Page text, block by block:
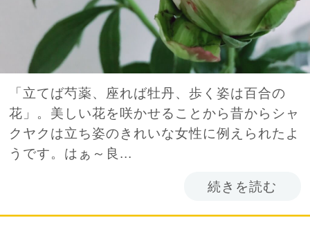
「立てば芍薬、座れば牡丹、歩く姿は百合の
花」。美しい花を咲かせることから昔からシャ
クヤクは立ち姿のきれいな女性に例えられたよ
うです。はぁ～良...
続きを読む